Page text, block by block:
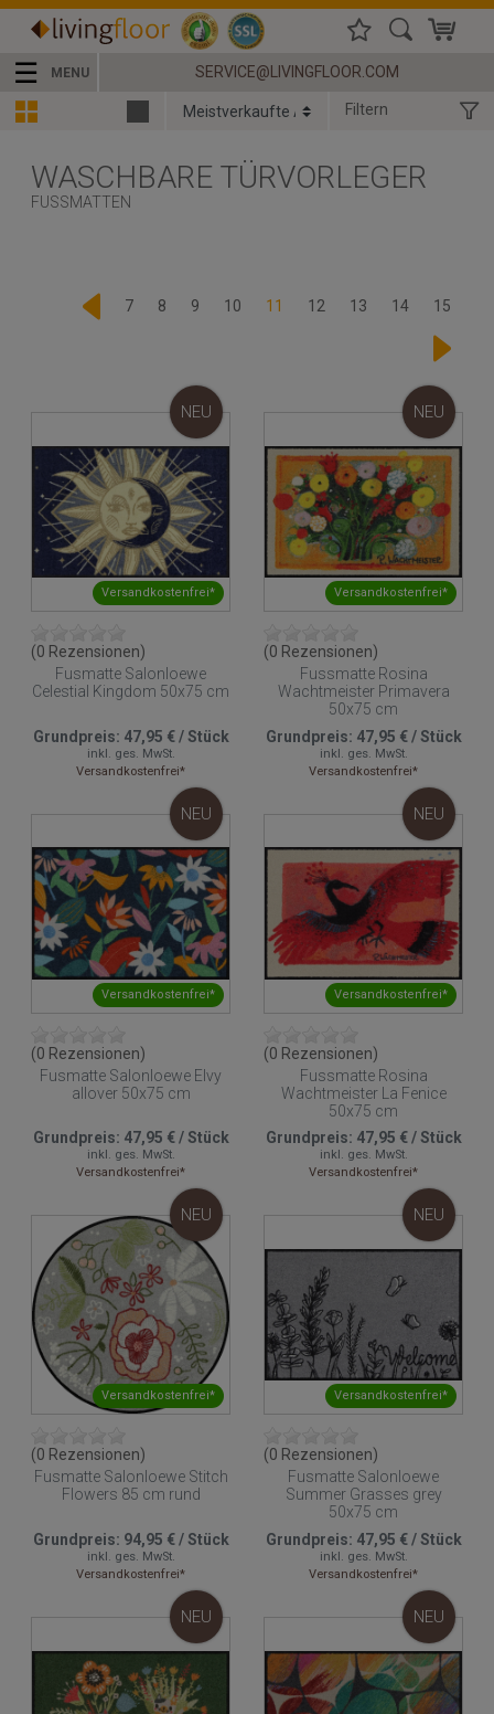
☰ MENU SERVICE@LIVINGFLOOR.COM
Filtern
WASCHBARE TÜRVORLEGER
FUSSMATTEN
7 8 9 10 11 12 13 14 15
Versandkostenfrei*
NEU
(0 Rezensionen)
Fusmatte Salonloewe
Celestial Kingdom 50x75 cm
Grundpreis: 47,95 €/Stück
inkl. ges. MwSt.
Versandkostenfrei*
Versandkostenfrei*
NEU
(0 Rezensionen)
Fussmatte Rosina
Wachtmeister Primavera
50x75 cm
Grundpreis: 47,95 €/Stück
inkl. ges. MwSt.
Versandkostenfrei*
Versandkostenfrei*
NEU
(0 Rezensionen)
Fusmatte Salonloewe Elvy
allover 50x75 cm
Grundpreis: 47,95 €/Stück
inkl. ges. MwSt.
Versandkostenfrei*
Versandkostenfrei*
NEU
(0 Rezensionen)
Fussmatte Rosina
Wachtmeister La Fenice
50x75 cm
Grundpreis: 47,95 €/Stück
inkl. ges. MwSt.
Versandkostenfrei*
Versandkostenfrei*
NEU
(0 Rezensionen)
Fusmatte Salonloewe Stitch
Flowers 85 cm rund
Grundpreis: 94,95 €/Stück
inkl. ges. MwSt.
Versandkostenfrei*
Versandkostenfrei*
NEU
(0 Rezensionen)
Fusmatte Salonloewe
Summer Grasses grey
50x75 cm
Grundpreis: 47,95 €/Stück
inkl. ges. MwSt.
Versandkostenfrei*
NEU NEU